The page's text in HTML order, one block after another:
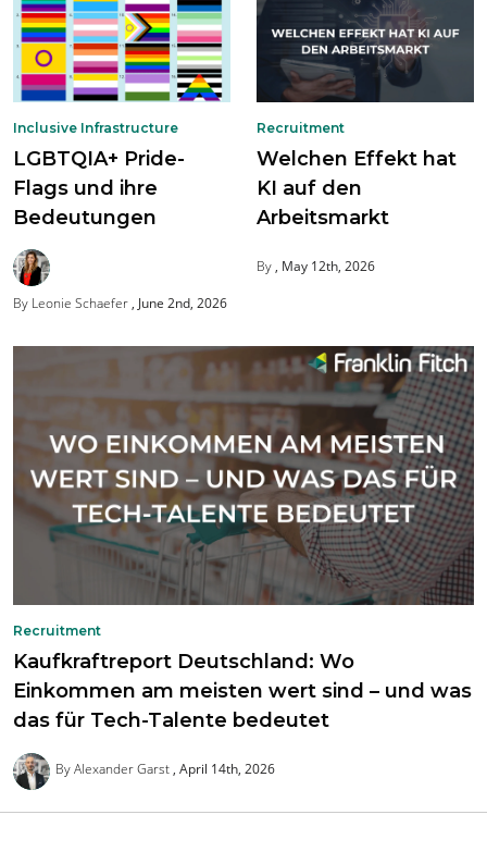
Inclusive Infrastructure
LGBTQIA+ Pride-
Flags und ihre
Bedeutungen
By Leonie Schaefer June 2nd, 2026
Recruitment
Welchen Effekt hat
KI auf den
Arbeitsmarkt
By May 12th, 2026
Recruitment
Kaufkraftreport Deutschland: Wo
Einkommen am meisten wert sind – und was
das für Tech-Talente bedeutet
By Alexander Garst April 14th, 2026